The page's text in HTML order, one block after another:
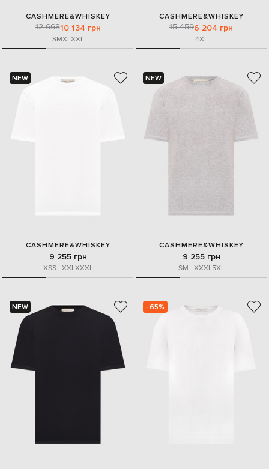
CASHMERE&WHISKEY
12 66810 134 грн
SMXLXXL
CASHMERE&WHISKEY
15 4596 204 грн
4XL
NEW
CASHMERE&WHISKEY
9 255 грн
XSS...XXLXXXL
NEW
CASHMERE&WHISKEY
9 255 грн
SM...XXXL5XL
NEW - 65%